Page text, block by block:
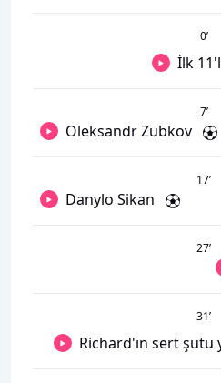
0’
İlk
7’
Oleksandr Zubkov
17’
Danylo Sikan
27’
31’
Richard'ın sert şutu